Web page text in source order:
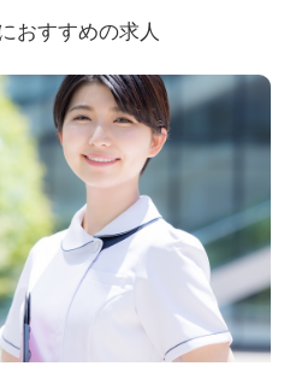
おすすめの求人